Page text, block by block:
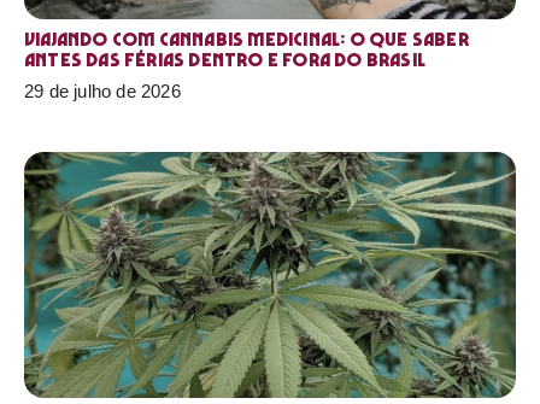
Viajando com cannabis medicinal: o que saber
antes das férias dentro e fora do Brasil
29 de julho de 2026